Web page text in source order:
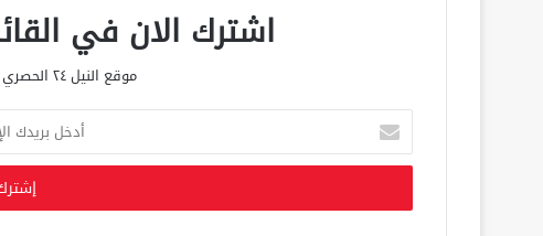
اشترك الان في
موقع النيل ٢٤ الحصري علي مدار الساعة
خ
ب